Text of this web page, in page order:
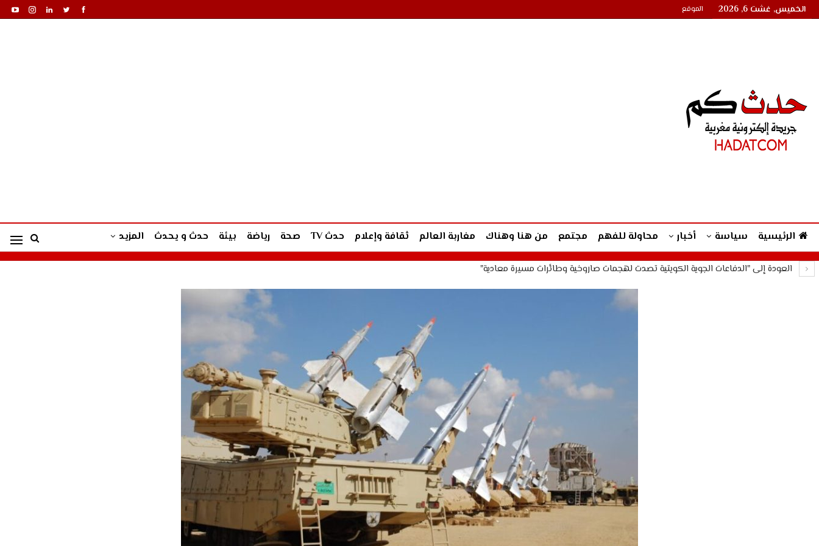
الخميس, غشت 6, 2026 الموقع
الرئيسية سياسة أخبار محاولة للفهم مجتمع من هنا وهناك مغاربة العالم ثقافة وإعلام حدث TV صحة رياضة بيئة حدث و يحدث المزيد
العودة إلى "الدفاعات الجوية الكويتية تصدت لهجمات صاروخية وطائرات مسيرة معادية"